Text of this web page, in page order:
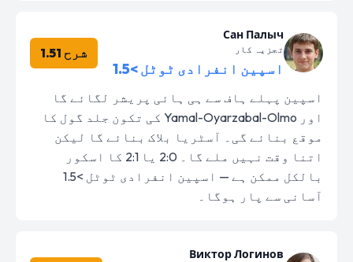
Сан Палыч
تجزیہ کار
اسپین انفرادی ٹوٹل >1.5
شرح 1.51
اسپین پہلے ہاف سے ہی ہائی پریشر لگائے گا
اور Yamal-Oyarzabal-Olmo کی تکون جلد گول کا
موقع بنائے گی۔ آسٹریا بلاک بنائے گا لیکن
اتنا وقت نہیں ملے گا۔ 2:0 یا 2:1 کا اسکور
بالکل ممکن ہے — اسپین انفرادی ٹوٹل >1.5
آسانی سے پار ہوگا۔
Виктор Логинов